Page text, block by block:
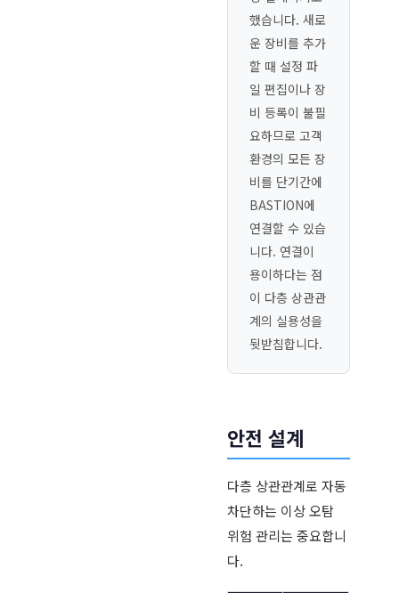
했습니다. 새로
운 장비를 추가
할 때 설정 파
일 편집이나 장
비 등록이 불필
요하므로 고객
환경의 모든 장
비를 단기간에
BASTION에
연결할 수 있습
니다. 연결이
용이하다는 점
이 다층 상관관
계의 실용성을
뒷받침합니다.
안전 설계
다층 상관관계로 자동
차단하는 이상 오탐
위험 관리는 중요합니
다.